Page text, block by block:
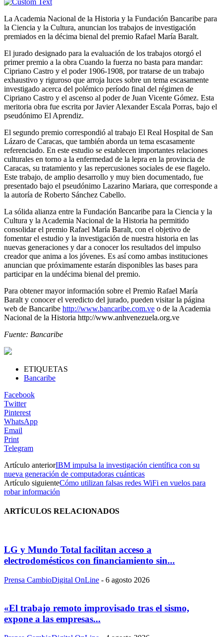
La Academia Nacional de la Historia y la Fundación Bancaribe para
la Ciencia y la Cultura, anuncian los trabajos de investigación
premiados en la décima bienal del premio Rafael María Baralt.
El jurado designado para la evaluación de los trabajos otorgó el
primer premio a la obra Cuando la fuerza no basta para mandar:
Cipriano Castro y el poder 1906-1908, por tratarse de un trabajo
exhaustivo y riguroso que arroja luces sobre un tema escasamente
investigado acerca del polémico período final del régimen de
Cipriano Castro y el ascenso al poder de Juan Vicente Gómez. Esta
meritoria obra fue escrita por Javier Alexander Escala Porras, bajo el
pseudónimo El Aprendiz.
El segundo premio correspondió al trabajo El Real Hospital de San
Lázaro de Caracas, que también aborda un tema escasamente
referenciado. En este estudio se establecen importantes relaciones
culturales en torno a la enfermedad de la lepra en la provincia de
Caracas, su tratamiento y las repercusiones sociales de ese flagelo.
Este trabajo, de amplio desarrollo y muy bien documentado, fue
presentado bajo el pseudónimo Lazarino Mariara, que corresponde a
la autoría de Roberto Sánchez Cabello.
La sólida alianza entre la Fundación Bancaribe para la Ciencia y la
Cultura y la Academia Nacional de la Historia ha permitido
consolidar el premio Rafael María Baralt, con el objetivo de
fomentar el estudio y la investigación de nuestra historia en las
nuevas generaciones y dar a conocer los resultados del impulso
creador que anima a los jóvenes. Es así como ambas instituciones
anuncian que próximamente estarán disponibles las bases para
participar en la undécima bienal del premio.
Para obtener mayor información sobre el Premio Rafael María
Baralt y conocer el veredicto del jurado, pueden visitar la página
web de Bancaribe http://www.bancaribe.com.ve o de la Academia
Nacional de la Historia http://www.anhvenezuela.org.ve
Fuente: Bancaribe
ETIQUETAS
Bancaribe
Facebook
Twitter
Pinterest
WhatsApp
Email
Print
Telegram
Artículo anteriorIBM impulsa la investigación científica con su
nueva generación de computadoras cuánticas
Artículo siguienteCómo utilizan falsas redes WiFi en vuelos para
robar información
ARTÍCULOS RELACIONADOS
LG y Mundo Total facilitan acceso a
electrodomésticos con financiamiento sin...
Prensa CambioDigital OnLine - 6 agosto 2026
«El trabajo remoto improvisado tras el sismo,
expone a las empresas...